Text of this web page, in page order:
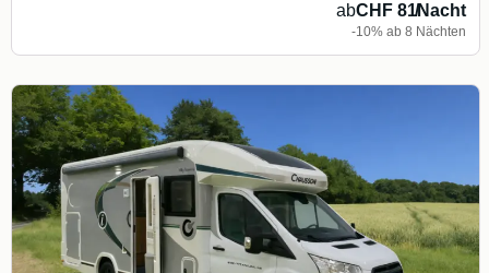
abCHF 81/Nacht
-10% ab 8 Nächten